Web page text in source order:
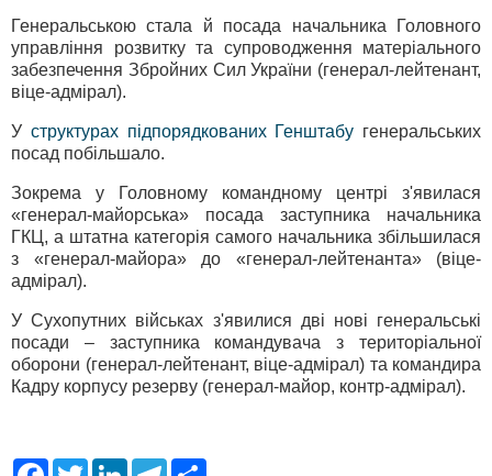
Генеральською стала й посада начальника Головного
управління розвитку та супроводження матеріального
забезпечення Збройних Сил України (генерал-лейтенант,
віце-адмірал).
У структурах підпорядкованих Генштабу генеральських
посад побільшало.
Зокрема у Головному командному центрі з'явилася
«генерал-майорська» посада заступника начальника
ГКЦ, а штатна категорія самого начальника збільшилася
з «генерал-майора» до «генерал-лейтенанта» (віце-
адмірал).
У Сухопутних військах з'явилися дві нові генеральські
посади – заступника командувача з територіальної
оборони (генерал-лейтенант, віце-адмірал) та командира
Кадру корпусу резерву (генерал-майор, контр-адмірал).
F
T
L
T